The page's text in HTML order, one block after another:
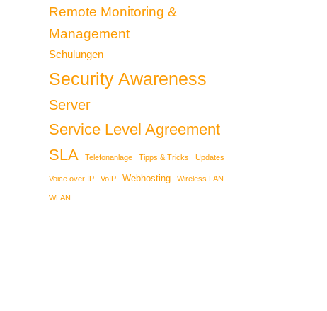
Remote Monitoring &
Management
Schulungen
Security Awareness
Server
Service Level Agreement
SLA
Telefonanlage Tipps & Tricks Updates
Voice over IP VoIP Webhosting Wireless LAN
WLAN